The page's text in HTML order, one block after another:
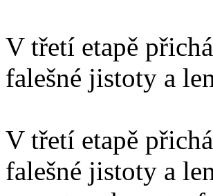
V třetí etapě
falešné jistoty a
V třetí etapě
falešné jistoty a